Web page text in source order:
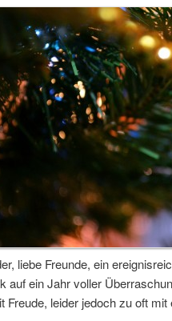
liebe Freunde, ein
auf ein Jahr voller
Freude, leider jedoch zu oft